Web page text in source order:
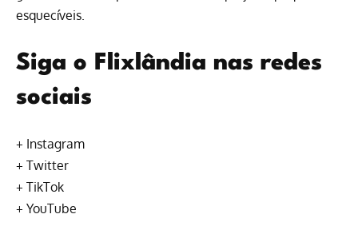
esquecíveis.
Siga o Flixlândia nas redes
sociais
+ Instagram
+ Twitter
+ TikTok
+ YouTube